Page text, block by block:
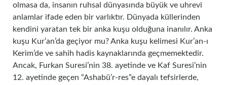
olmasa da, insanın ruhsal dünyasında büyük ve uhrevi
anlamlar ifade eden bir varlıktır. Dünyada küllerinden
kendini yaratan tek bir anka kuşu olduğuna inanılır. Anka
kuşu Kur’an’da geçiyor mu? Anka kuşu kelimesi Kur’an-ı
Kerim’de ve sahih hadis kaynaklarında geçmemektedir.
Ancak, Furkan Suresi’nin 38. ayetinde ve Kaf Suresi’nin
12. ayetinde geçen “Ashabü’r-res”e dayalı tefsirlerde,